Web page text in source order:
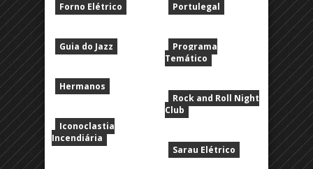
Forno Elétrico
Guia do Jazz
Hermanos
Iconoclastia
Incendiária
Portulegal
Programa
Temático
Rock and Roll Night
Club
Sarau Elétrico